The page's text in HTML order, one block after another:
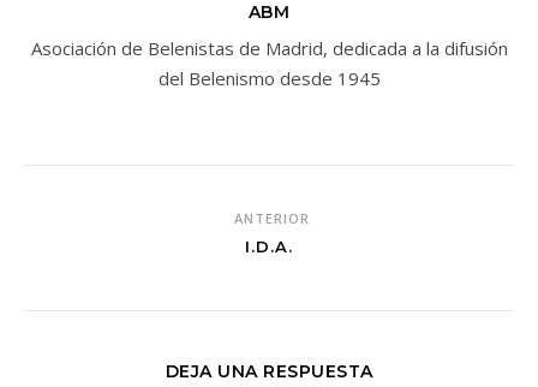
ABM
Asociación de Belenistas de Madrid, dedicada a la difusión
del Belenismo desde 1945
ANTERIOR
I.D.A.
DEJA UNA RESPUESTA